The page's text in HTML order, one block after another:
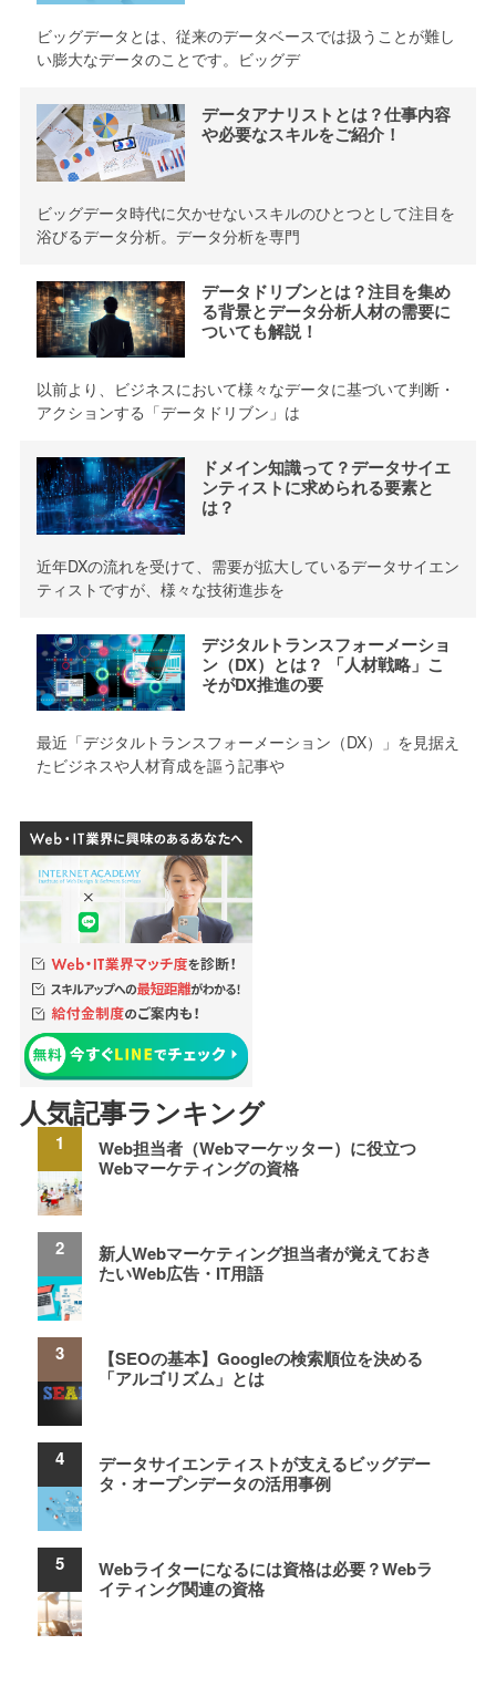
ビッグデータとは、従来のデータベースでは扱うことが難し
い膨大なデータのことです。ビッグデ
データアナリストとは？仕事内容
や必要なスキルをご紹介！
ビッグデータ時代に欠かせないスキルのひとつとして注目を
浴びるデータ分析。データ分析を専門
データドリブンとは？注目を集め
る背景とデータ分析人材の需要に
ついても解説！
以前より、ビジネスにおいて様々なデータに基づいて判断・
アクションする「データドリブン」は
ドメイン知識って？データサイエ
ンティストに求められる要素と
は？
近年DXの流れを受けて、需要が拡大しているデータサイエン
ティストですが、様々な技術進歩を
デジタルトランスフォーメーショ
ン（DX）とは？ 「人材戦略」こ
そがDX推進の要
最近「デジタルトランスフォーメーション（DX）」を見据え
たビジネスや人材育成を謳う記事や
人気記事ランキング
Web担当者（Webマーケッター）に役立つ
Webマーケティングの資格
新人Webマーケティング担当者が覚えておき
たいWeb広告・IT用語
【SEOの基本】Googleの検索順位を決める
「アルゴリズム」とは
データサイエンティストが支えるビッグデー
タ・オープンデータの活用事例
Webライターになるには資格は必要？Webラ
イティング関連の資格